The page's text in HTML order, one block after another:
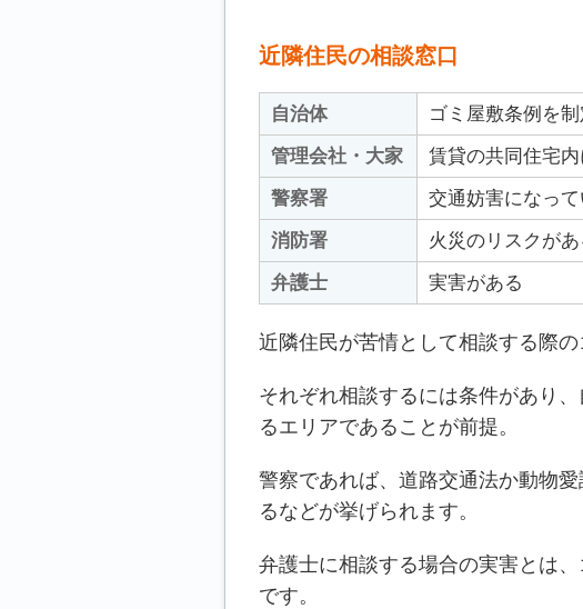
近隣住民の相談窓口
自治体
ゴミ屋敷条例を
管理会社・大家
賃貸の共同住宅
警察署
交通妨害になっ
消防署
火災のリスクがあ
弁護士
実害がある
近隣住民が苦情として相談する際
それぞれ相談するには条件があり
るエリアであることが前提。
警察であれば、道路交通法か動物
るなどが挙げられます。
弁護士に相談する場合の実害とは
です。